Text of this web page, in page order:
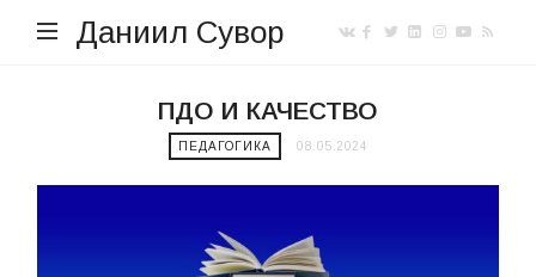
Даниил Сувор
ПДО И КАЧЕСТВО
ПЕДАГОГИКА 08.05.2024